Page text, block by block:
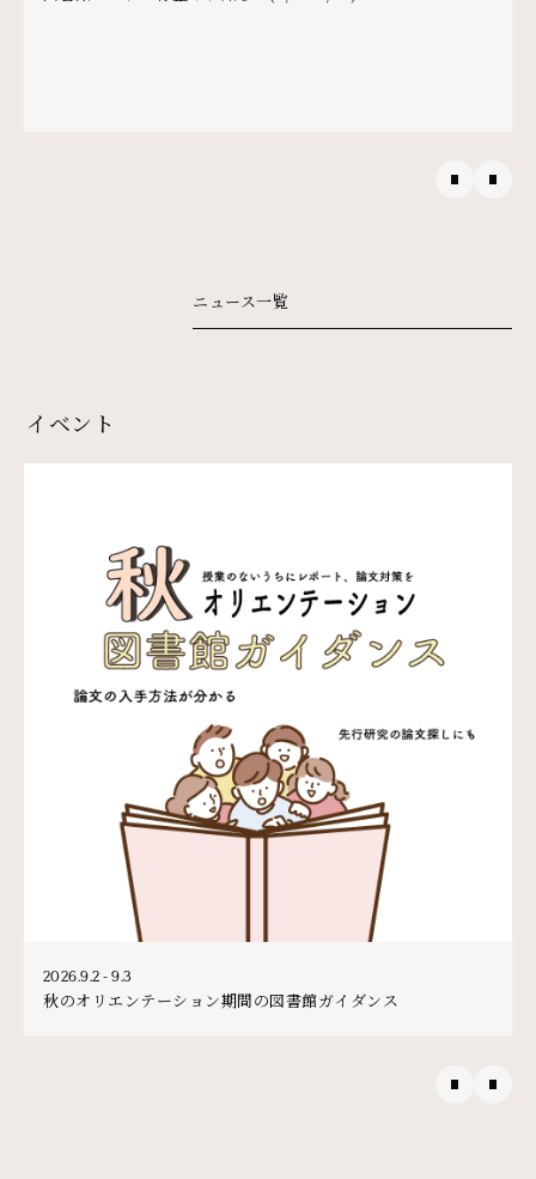
ニュース一覧
イベント
2026.9.2 - 9.3
秋のオリエンテーション期間の図書館ガイダンス